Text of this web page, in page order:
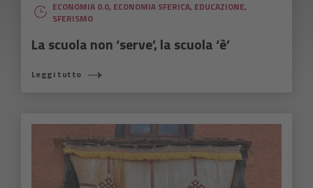
ECONOMIA 0.0, ECONOMIA SFERICA, EDUCAZIONE,
SFERISMO
La scuola non ‘serve’, la scuola ‘è’
Leggi tutto